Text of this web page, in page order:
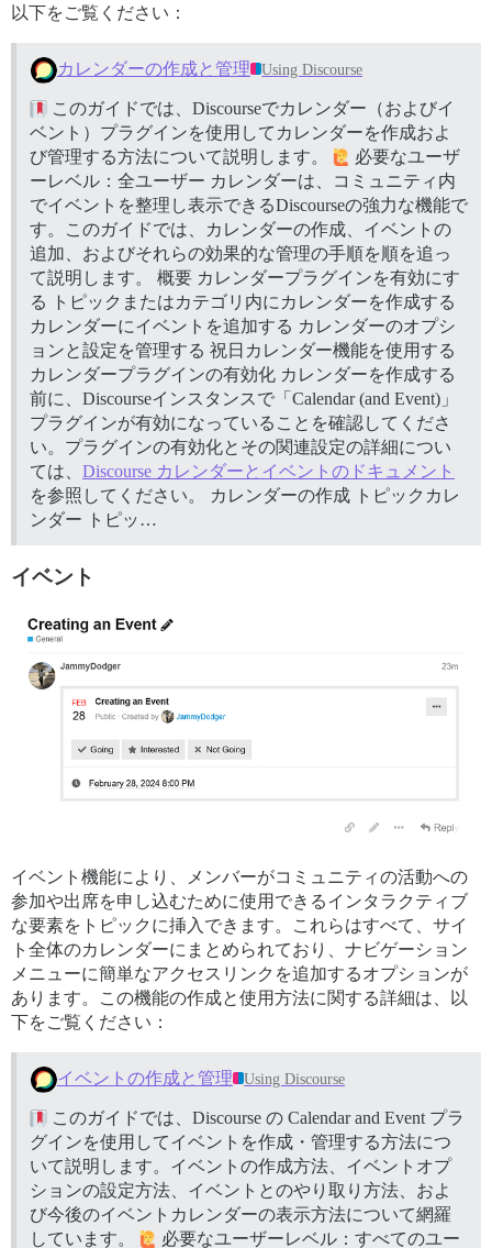
以下をご覧ください：
カレンダーの作成と管理 Using Discourse
このガイドでは、Discourseでカレンダー（およびイ
ベント）プラグインを使用してカレンダーを作成およ
び管理する方法について説明します。
必要なユーザ
ーレベル：全ユーザー カレンダーは、コミュニティ内
でイベントを整理し表示できるDiscourseの強力な機能で
す。このガイドでは、カレンダーの作成、イベントの
追加、およびそれらの効果的な管理の手順を順を追っ
て説明します。 概要 カレンダープラグインを有効にす
る トピックまたはカテゴリ内にカレンダーを作成する
カレンダーにイベントを追加する カレンダーのオプシ
ョンと設定を管理する 祝日カレンダー機能を使用する
カレンダープラグインの有効化 カレンダーを作成する
前に、Discourseインスタンスで「Calendar (and Event)」
プラグインが有効になっていることを確認してくださ
い。プラグインの有効化とその関連設定の詳細につい
ては、 Discourse カレンダーとイベントのドキュメント
を参照してください。
カレンダーの作成 トピックカレ
ンダー トピッ…
イベント
イベント機能により、メンバーがコミュニティの活動への
参加や出席を申し込むために使用できるインタラクティブ
な要素をトピックに挿入できます。これらはすべて、サイ
ト全体のカレンダーにまとめられており、ナビゲーション
メニューに簡単なアクセスリンクを追加するオプションが
あります。この機能の作成と使用方法に関する詳細は、以
下をご覧ください：
イベントの作成と管理 Using Discourse
このガイドでは、Discourse の Calendar and Event プラ
グインを使用してイベントを作成・管理する方法につ
いて説明します。イベントの作成方法、イベントオプ
ションの設定方法、イベントとのやり取り方法、およ
び今後のイベントカレンダーの表示方法について網羅
しています。
必要なユーザーレベル：すべてのユー